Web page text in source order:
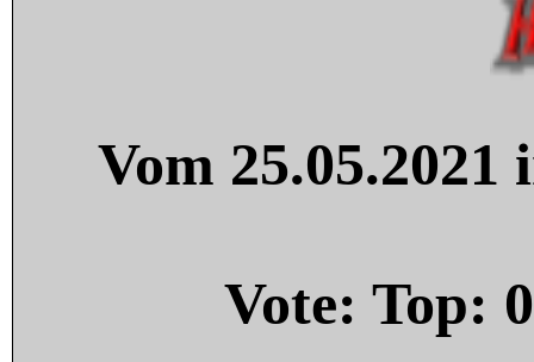
Vom
Vote: Top: 0